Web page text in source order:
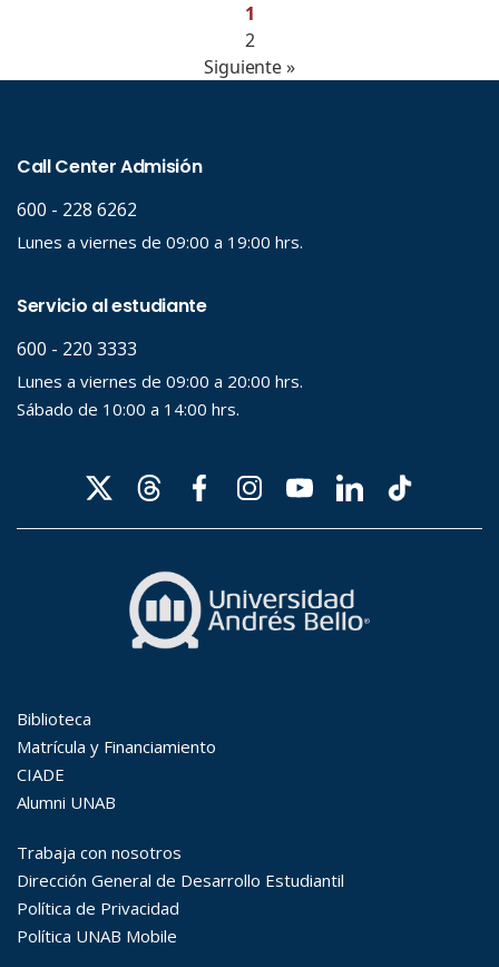
1
2
Siguiente »